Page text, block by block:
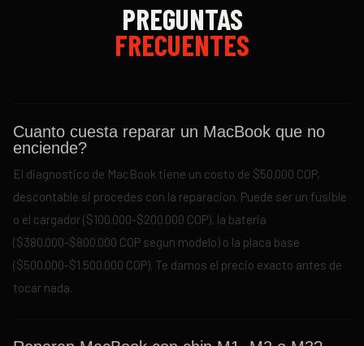
PREGUNTAS
FRECUENTES
Cuanto cuesta reparar un MacBook que no
enciende?
El diagnostico de MacBook tiene un costo de $50.000 COP,
descontable si procedes con la reparacion. Puede ser un fusible
o el cargador ($100.000-$200.000 COP), la bateria
($380.000-$800.000 COP segun modelo) o la placa base
($500.000-$1.500.000 COP). Te damos el precio exacto antes de
tocar nada.